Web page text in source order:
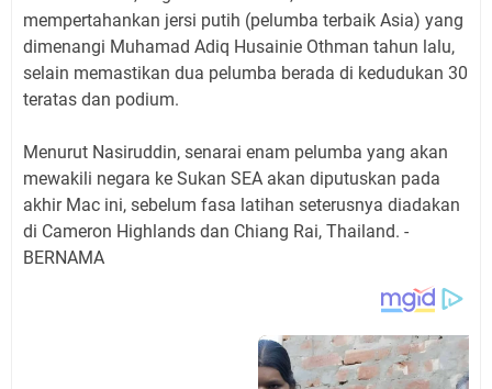
mempertahankan jersi putih (pelumba terbaik Asia) yang
dimenangi Muhamad Adiq Husainie Othman tahun lalu,
selain memastikan dua pelumba berada di kedudukan 30
teratas dan podium.
Menurut Nasiruddin, senarai enam pelumba yang akan
mewakili negara ke Sukan SEA akan diputuskan pada
akhir Mac ini, sebelum fasa latihan seterusnya diadakan
di Cameron Highlands dan Chiang Rai, Thailand. -
BERNAMA